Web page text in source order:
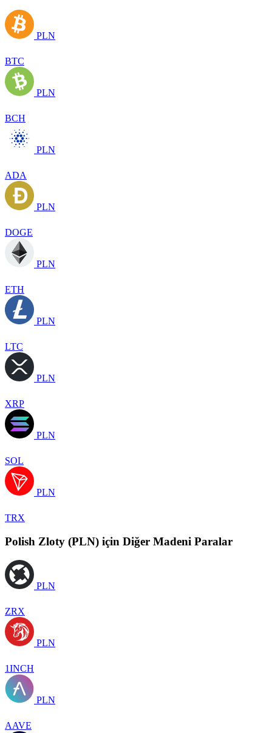
PLN
BTC
PLN
BCH
PLN
ADA
PLN
DOGE
PLN
ETH
PLN
LTC
PLN
XRP
PLN
SOL
PLN
TRX
Polish Zloty (PLN) için Diğer Madeni Paralar
PLN
ZRX
PLN
1INCH
PLN
AAVE